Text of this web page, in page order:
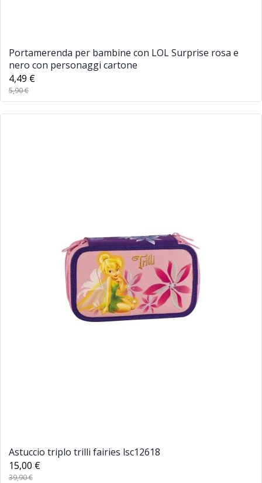
Portamerenda per bambine con LOL Surprise rosa e
nero con personaggi cartone
4,49 €
5,90 €
Astuccio triplo trilli fairies lsc12618
15,00 €
39,90 €